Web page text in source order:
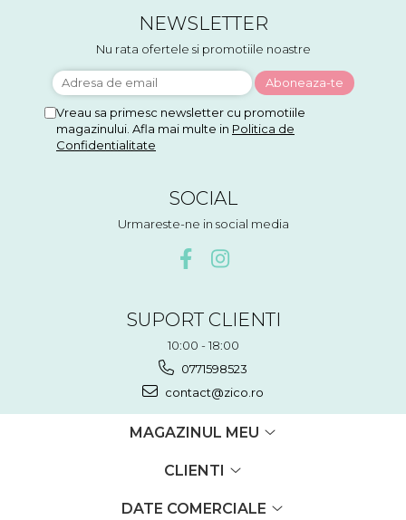
NEWSLETTER
Nu rata ofertele si promotiile noastre
Vreau sa primesc newsletter cu promotiile
magazinului. Afla mai multe in Politica de
Confidentialitate
SOCIAL
Urmareste-ne in social media
SUPORT CLIENTI
10:00 - 18:00
0771598523
contact@zico.ro
MAGAZINUL MEU
CLIENTI
DATE COMERCIALE